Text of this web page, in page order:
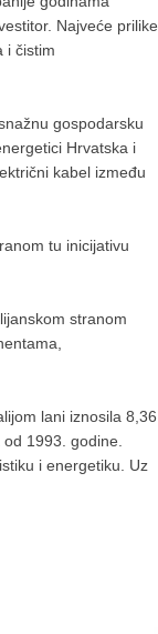
Najveće prilike
i čistim
gospodarsku
Hrvatska i
kabel između
tu inicijativu
stranom
lani iznosila 8,36
1993. godine.
i energetiku. Uz